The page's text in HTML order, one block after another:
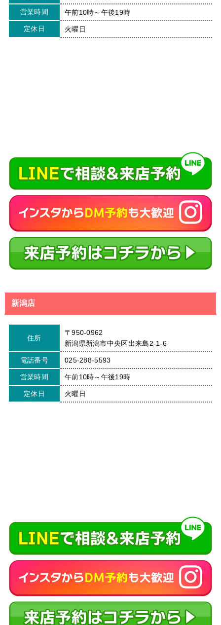
営業時間 午前10時～午後19時
定休日 火曜日
新潟店
住所
〒950-0962
新潟県新潟市中央区出来島2-1-6
電話番号 025-288-5593
営業時間 午前10時～午後19時
定休日 火曜日